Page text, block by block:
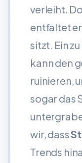
verleiht.
entfaltet
sitzt. Ein
kann den
ruinieren,
sogar das
wir, dass
Trends